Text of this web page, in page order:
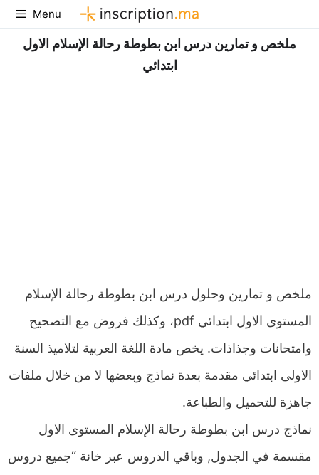
Aller
au
contenu
Menu
ملخص و تمارين درس ابن بطوطة رحالة الإسلام الاول
ابتدائي
ملخص و تمارين وحلول درس ابن بطوطة رحالة الإسلام
المستوى الاول ابتدائي pdf، وكذلك فروض مع التصحيح
وامتحانات وجذاذات. يخص مادة اللغة العربية لتلاميذ السنة
الاولى ابتدائي مقدمة بعدة نماذج وبعضها لا من خلال ملفات
جاهزة للتحميل والطباعة.
نماذج درس ابن بطوطة رحالة الإسلام المستوى الاول
مقسمة في الجدول, وباقي الدروس عبر خانة “جميع دروس